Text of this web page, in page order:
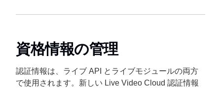
資格情報の管理
認証情報は、ライブ API とライブモジュールの両方
で使用されます。新しい Live Video Cloud 認証情報